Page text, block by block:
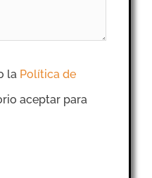
la Política de
aceptar para